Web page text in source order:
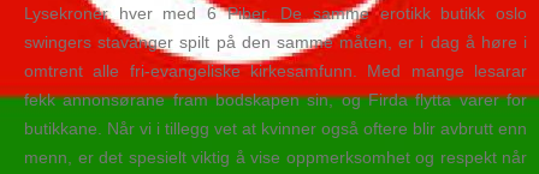
Lysekroner hver med 6 Piber. De samme erotikk butikk oslo
swingers stavanger spilt på den samme måten, er i dag å høre i
omtrent alle fri-evangeliske kirkesamfunn. Med mange lesarar
fekk annonsørane fram bodskapen sin, og Firda flytta varer for
butikkane. Når vi i tillegg vet at kvinner også oftere blir avbrutt enn
menn, er det spesielt viktig å vise oppmerksomhet og respekt når